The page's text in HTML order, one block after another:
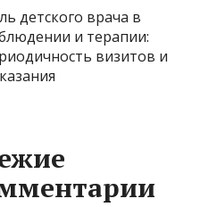
детского врача в
и терапии:
визитов и